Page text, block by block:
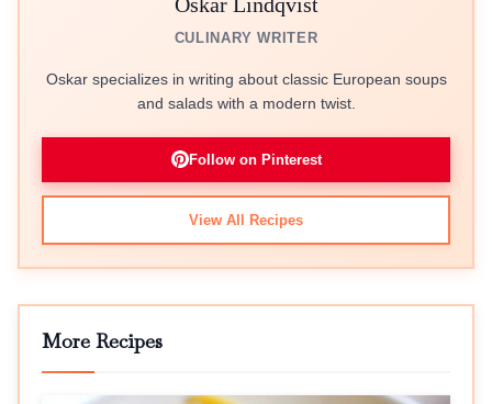
CULINARY WRITER
Oskar specializes in writing about classic European soups
and salads with a modern twist.
Follow on Pinterest
View All Recipes
More Recipes